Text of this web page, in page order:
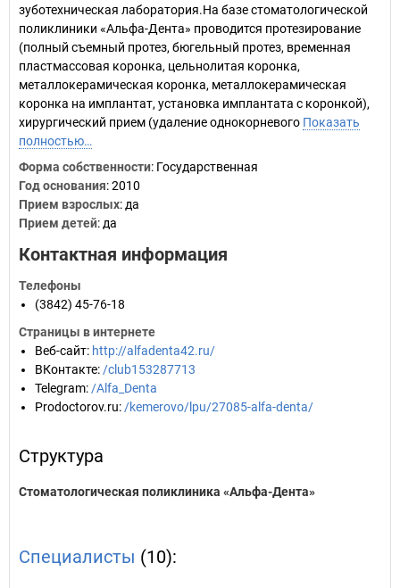
зуботехническая лаборатория.На базе стоматологической
поликлиники «Альфа-Дента» проводится протезирование
(полный съемный протез, бюгельный протез, временная
пластмассовая коронка, цельнолитая коронка,
металлокерамическая коронка, металлокерамическая
коронка на имплантат, установка имплантата с коронкой),
хирургический прием (удаление однокорневого Показать
полностью…
Форма собственности: Государственная
Год основания:2010
Прием взрослых: да
Прием детей: да
Контактная информация
Телефоны
(3842) 45-76-18
Страницы в интернете
Веб-сайт: http://alfadenta42.ru/
ВКонтакте: /club153287713
Telegram: /Alfa_Denta
Prodoctorov.ru: /kemerovo/lpu/27085-alfa-denta/
Структура
Стоматологическая поликлиника «Альфа-Дента»
Специалисты (10):